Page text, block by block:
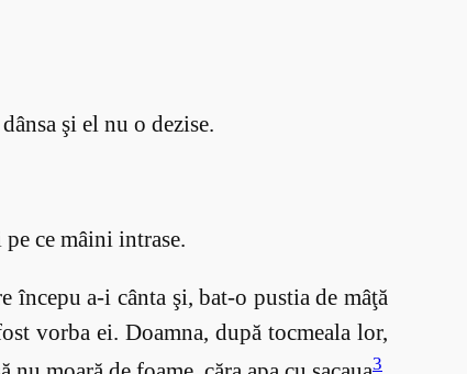
şi el nu o dezise.
ce mâini intrase.
începu a-i cânta şi, bat-o pustia de mâţă
vorba ei. Doamna, după tocmeala lor,
3